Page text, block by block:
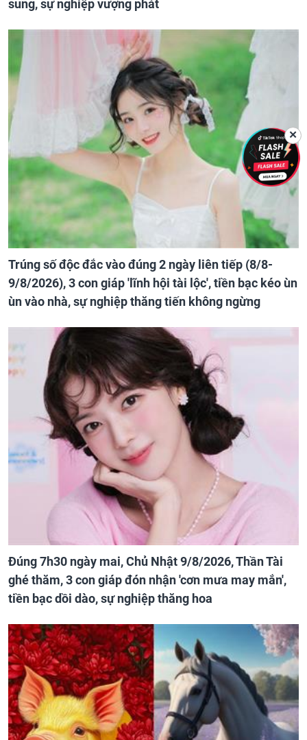
sung, sự nghiệp vượng phát
Trúng số độc đắc vào đúng 2 ngày liên tiếp (8/8-
9/8/2026), 3 con giáp 'lĩnh hội tài lộc', tiền bạc kéo ùn
ùn vào nhà, sự nghiệp thăng tiến không ngừng
Đúng 7h30 ngày mai, Chủ Nhật 9/8/2026, Thần Tài
ghé thăm, 3 con giáp đón nhận 'cơn mưa may mắn',
tiền bạc dồi dào, sự nghiệp thăng hoa
✕